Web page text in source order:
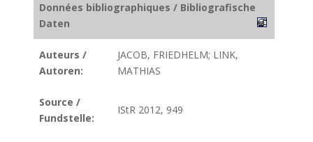
Données bibliographiques / Bibliografische
Daten
Auteurs /
Autoren:
JACOB, FRIEDHELM; LINK,
MATHIAS
Source /
Fundstelle:
IStR 2012, 949